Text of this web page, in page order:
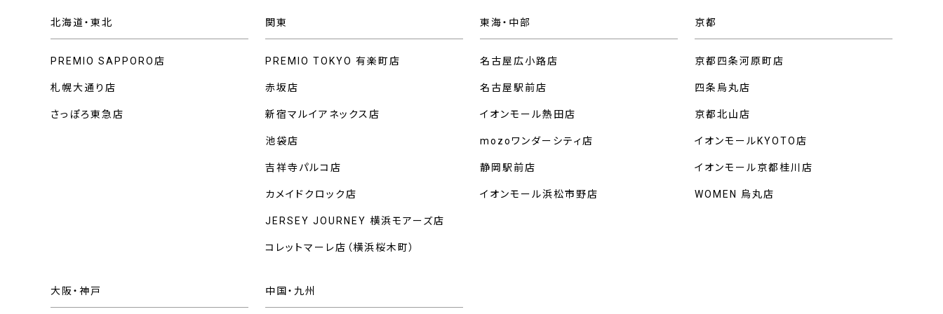
北海道・東北
PREMIO SAPPORO店
札幌大通り店
さっぽろ東急店
関東
PREMIO TOKYO 有楽町店
赤坂店
新宿マルイアネックス店
池袋店
吉祥寺パルコ店
カメイドクロック店
JERSEY JOURNEY 横浜モアーズ店
コレットマーレ店（横浜桜木町）
東海・中部
名古屋広小路店
名古屋駅前店
イオンモール熱田店
mozoワンダーシティ店
静岡駅前店
イオンモール浜松市野店
京都
京都四条河原町店
四条烏丸店
京都北山店
イオンモールKYOTO店
イオンモール京都桂川店
WOMEN 烏丸店
大阪・神戸 中国・九州